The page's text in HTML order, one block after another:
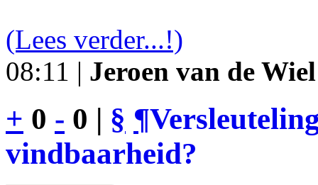
(Lees verder...!)
08:11 | Jeroen van de Wiel
+ 0 - 0 | § ¶
vindbaarheid?